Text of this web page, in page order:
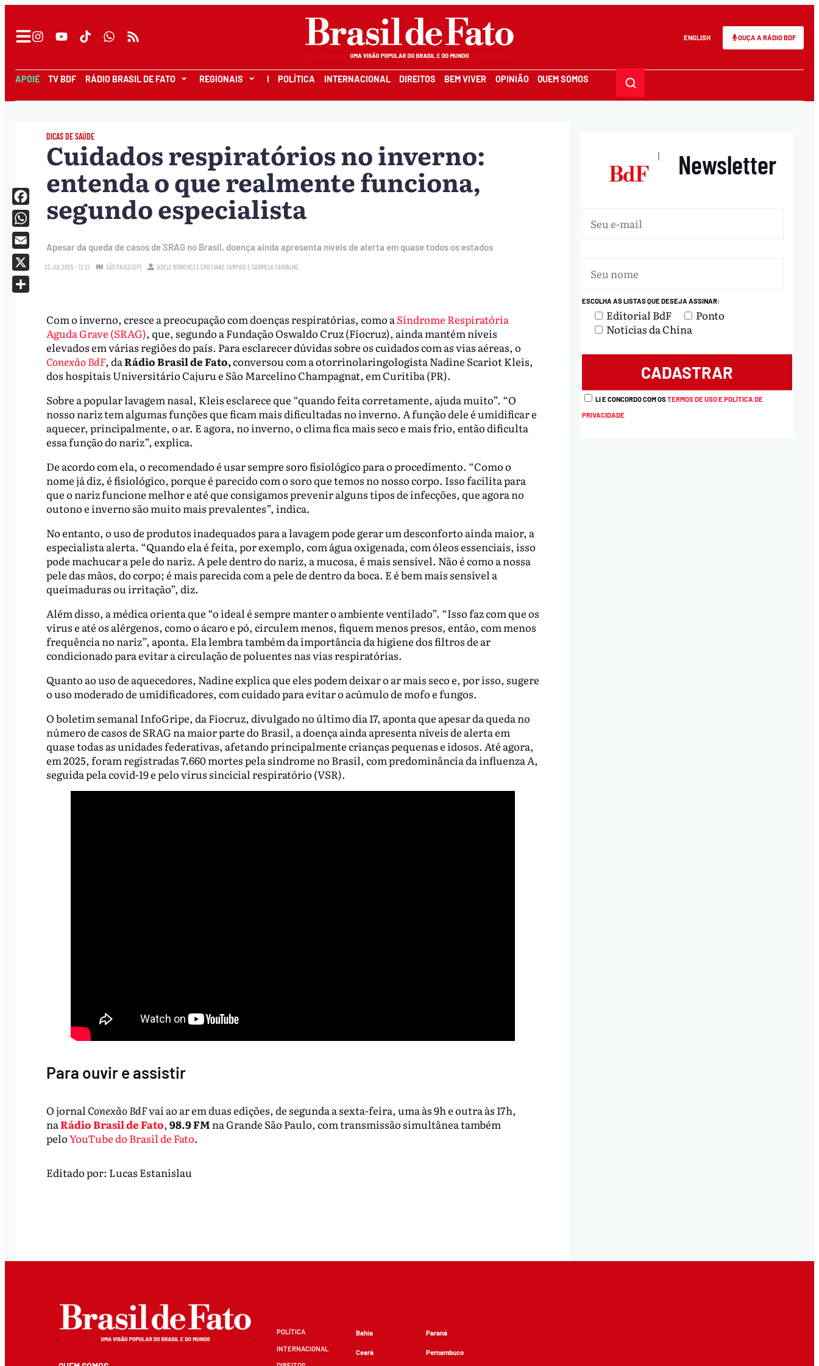
ENGLISH OUÇA A RÁDIO BDF
APOIE TV BDF RÁDIO BRASIL DE FATO REGIONAIS I POLÍTICA INTERNACIONAL DIREITOS BEM VIVER OPINIÃO QUEM SOMOS
DICAS DE SAÚDE
Cuidados respiratórios no inverno:
entenda o que realmente funciona,
segundo especialista
Apesar da queda de casos de SRAG no Brasil, doença ainda apresenta níveis de alerta em quase todos os estados
22.JUL.2025 - 12:21 SÃO PAULO (SP) ADELE ROBICHEZ ECRISTIANE SAMPAIO EGABRIELA CARVALHO
Com o inverno, cresce a preocupação com doenças respiratórias, como aSíndrome Respiratória
Aguda Grave (SRAG), que, segundo a Fundação Oswaldo Cruz (Fiocruz), ainda mantém níveis
elevados em várias regiões do país. Para esclarecer dúvidas sobre os cuidados com as vias aéreas, o
Conexão BdF, daRádio Brasil de Fato,conversou com a otorrinolaringologista Nadine Scariot Kleis,
dos hospitais Universitário Cajuru e São Marcelino Champagnat, em Curitiba (PR).
Sobre a popular lavagem nasal, Kleis esclarece que “quando feita corretamente, ajuda muito”. “O
nosso nariz tem algumas funções que ficam mais dificultadas no inverno. A função dele é umidificar e
aquecer, principalmente, o ar. E agora, no inverno, o clima fica mais seco e mais frio, então dificulta
essa função do nariz”, explica.
De acordo com ela, o recomendado é usar sempre soro fisiológico para o procedimento. “Como o
nome já diz, é fisiológico, porque é parecido com o soro que temos no nosso corpo. Isso facilita para
que o nariz funcione melhor e até que consigamos prevenir alguns tipos de infecções, que agora no
outono e inverno são muito mais prevalentes”, indica.
No entanto, o uso de produtos inadequados para a lavagem pode gerar um desconforto ainda maior, a
especialista alerta. “Quando ela é feita, por exemplo, com água oxigenada, com óleos essenciais, isso
pode machucar a pele do nariz. A pele dentro do nariz, a mucosa, é mais sensível. Não é como a nossa
pele das mãos, do corpo; é mais parecida com a pele de dentro da boca. E é bem mais sensível a
queimaduras ou irritação”, diz.
Além disso, a médica orienta que “o ideal é sempre manter o ambiente ventilado”. “Isso faz com que os
vírus e até os alérgenos, como o ácaro e pó, circulem menos, fiquem menos presos, então, com menos
frequência no nariz”, aponta. Ela lembra também da importância da higiene dos filtros de ar
condicionado para evitar a circulação de poluentes nas vias respiratórias.
Quanto ao uso de aquecedores, Nadine explica que eles podem deixar o ar mais seco e, por isso, sugere
o uso moderado de umidificadores, com cuidado para evitar o acúmulo de mofo e fungos.
O boletim semanal InfoGripe, da Fiocruz, divulgado no último dia 17, aponta que apesar da queda no
número de casos de SRAG na maior parte do Brasil, a doença ainda apresenta níveis de alerta em
quase todas as unidades federativas, afetando principalmente crianças pequenas e idosos. Até agora,
em 2025, foram registradas 7.660 mortes pela síndrome no Brasil, com predominância da influenza A,
seguida pela covid-19 e pelo vírus sincicial respiratório (VSR).
Para ouvir e assistir
O jornal Conexão BdFvai ao ar em duas edições, de segunda a sexta-feira, uma às 9h e outra às 17h,
naRádio Brasil de Fato, 98.9 FM na Grande São Paulo, com transmissão simultânea também
peloYouTube do Brasil de Fato.
Facebook
WhatsApp
Email
X
Editado por: Lucas Estanislau
| Newsletter
ESCOLHA AS LISTAS QUE DESEJA ASSINAR:
Editorial BdF
Ponto
Notícias da China
LI E CONCORDO COM OSTERMOS DE USO E POLÍTICA DE
PRIVACIDADE
POLÍTICA
INTERNACIONAL
Bahia
Ceará
Paraná
Pernambuco